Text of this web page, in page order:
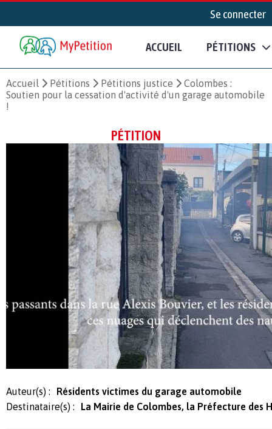
Se connecter
ACCUEIL PÉTITIONS
Accueil Pétitions Pétitions justice
Colombes :
Soutien pour la cessation d'activité d'un garage automobile
!
PÉTITION
Auteur(s) :
Résidents victimes du garage automobile
Destinataire(s) :
La Mairie de Colombes, la Préfecture des